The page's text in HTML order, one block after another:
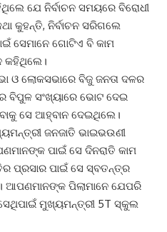
ଯେ ନିର୍ବାଚନ ସମୟରେ ବିରୋଧୀ
କୁହନ୍ତି, ନିର୍ବାଚନ ସରିଗଲେ
ସେମାନେ ଗୋଟିଏ ବି କାମ
କହିଥିଲେ।
ଓ ଲୋକସଭାରେ ବିଜୁ ଜନତା ଦଳର
ବିପୁଳ ସଂଖ୍ୟାରେ ଭୋଟ ଦେଇ
ସେ ଆହ୍ବାନ ଦେଇଥିଲେ।
ଜନଜାତି ଭାଇଭଉଣୀ
ପାଇଁ ସେ ଦିନରାତି କାମ
ପ୍ରସାର ପାଇଁ ସେ ସ୍ବତନ୍ତ୍ର
ପିଲାମାନେ ଯେପରି
ମୁଖ୍ୟମନ୍ତ୍ରୀ 5T ସ୍କୁଲ